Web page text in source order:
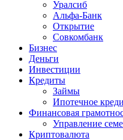
Уралсиб
Альфа-Банк
Открытие
Совкомбанк
Бизнес
Деньги
Инвестиции
Кредиты
Займы
Ипотечное
Финансовая
Управление
Криптовалюта